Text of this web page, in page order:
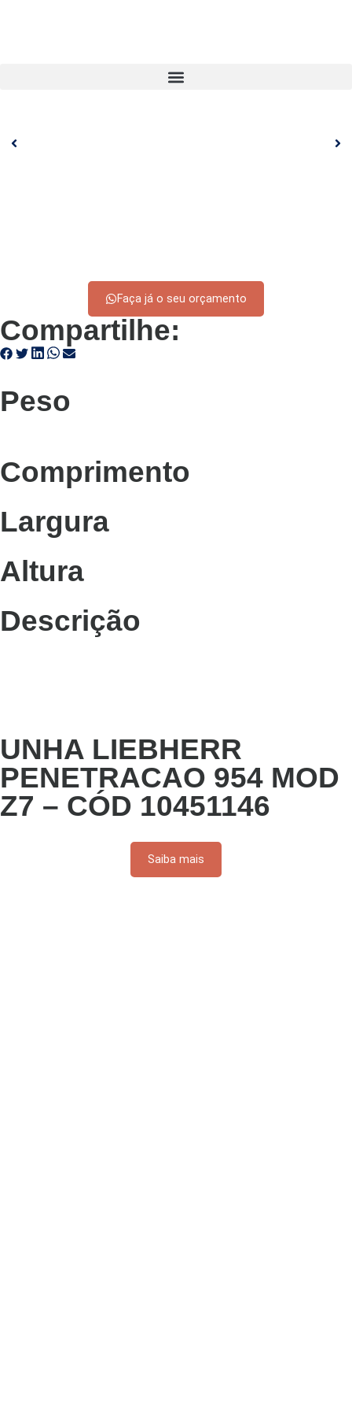
Faça já o seu orçamento
Compartilhe:
Peso
Comprimento
Largura
Altura
Descrição
UNHA LIEBHERR
PENETRACAO 954 MOD
Z7 – CÓD 10451146
Saiba mais